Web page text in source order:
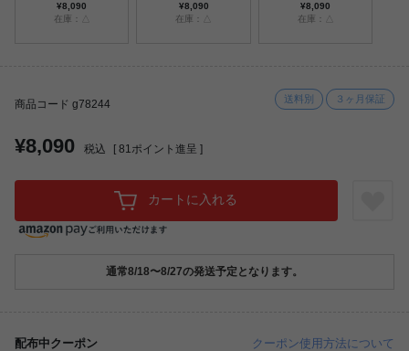
¥8,090
在庫：△
¥8,090
在庫：△
¥8,090
在庫：△
商品コード g78244 送料別 ３ヶ月保証
¥8,090 税込 [ 81 ポイント進呈 ]
カートに入れる
通常8/18〜8/27の発送予定となります。
配布中クーポン クーポン使用方法について